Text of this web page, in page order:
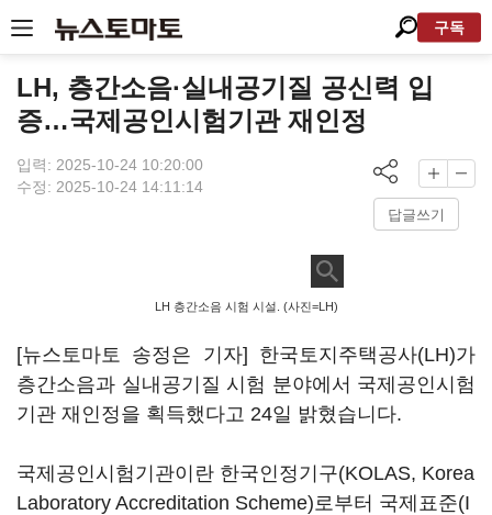
구독
LH, 층간소음·실내공기질 공신력 입
증…국제공인시험기관 재인정
입력: 2025-10-24 10:20:00
수정: 2025-10-24 14:11:14
답글쓰기
LH 층간소음 시험 시설. (사진=LH)
[뉴스토마토 송정은 기자] 한국토지주택공사(LH)가
층간소음과 실내공기질 시험 분야에서 국제공인시험
기관 재인정을 획득했다고 24일 밝혔습니다.
국제공인시험기관이란 한국인정기구(KOLAS, Korea
Laboratory Accreditation Scheme)로부터 국제표준(I